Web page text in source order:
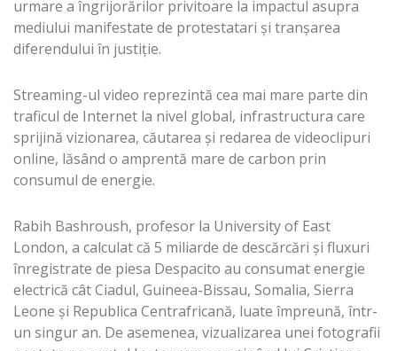
urmare a îngrijorărilor privitoare la impactul asupra
mediului manifestate de protestatari și tranșarea
diferendului în justiție.
Streaming-ul video reprezintă cea mai mare parte din
traficul de Internet la nivel global, infrastructura care
sprijină vizionarea, căutarea și redarea de videoclipuri
online, lăsând o amprentă mare de carbon prin
consumul de energie.
Rabih Bashroush, profesor la University of East
London, a calculat că 5 miliarde de descărcări și fluxuri
înregistrate de piesa Despacito au consumat energie
electrică cât Ciadul, Guineea-Bissau, Somalia, Sierra
Leone și Republica Centrafricană, luate împreună, într-
un singur an. De asemenea, vizualizarea unei fotografii